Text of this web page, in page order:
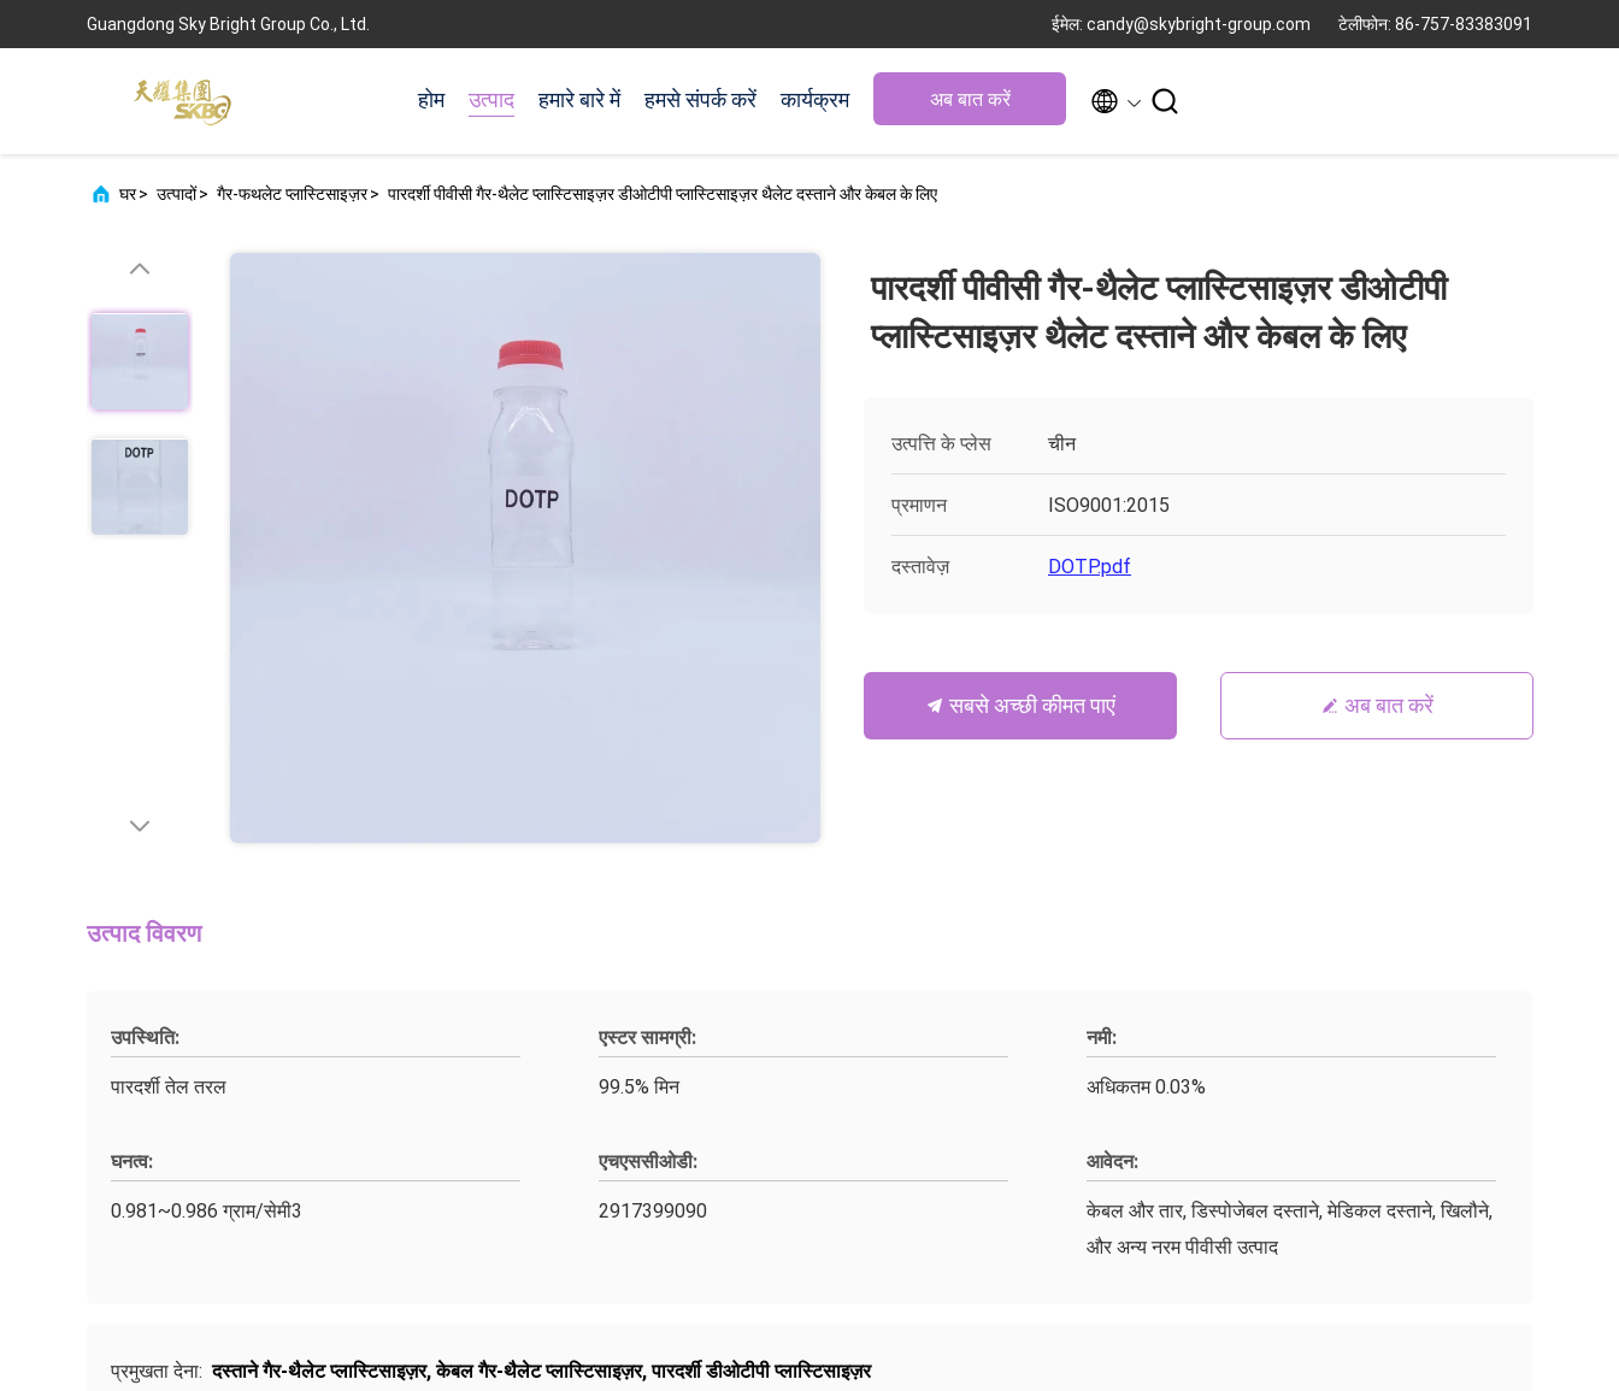
Guangdong Sky Bright Group Co., Ltd. ईमेल: candy@skybright-group.com टेलीफोन: 86-757-83383091
होम उत्पाद हमारे बारे में हमसे संपर्क करें कार्यक्रम अब बात करें  
घर> उत्पादों> गैर-फथलेट प्लास्टिसाइज़र> पारदर्शी पीवीसी गैर-थैलेट प्लास्टिसाइज़र डीओटीपी प्लास्टिसाइज़र थैलेट दस्ताने और केबल के लिए
पारदर्शी पीवीसी गैर-थैलेट प्लास्टिसाइज़र डीओटीपी
प्लास्टिसाइज़र थैलेट दस्ताने और केबल के लिए
उत्पत्ति के प्लेस चीन
प्रमाणन ISO9001:2015
दस्तावेज़ DOTP.pdf
सबसे अच्छी कीमत पाएं अब बात करें
उत्पाद विवरण
उपस्थिति:
पारदर्शी तेल तरल
एस्टर सामग्री:
99.5% मिन
नमी:
अधिकतम 0.03%
घनत्व:
0.981~0.986 ग्राम/सेमी3
एचएससीओडी:
2917399090
आवेदन:
केबल और तार, डिस्पोजेबल दस्ताने, मेडिकल दस्ताने, खिलौने,
और अन्य नरम पीवीसी उत्पाद
प्रमुखता देना: दस्ताने गैर-थैलेट प्लास्टिसाइज़र,केबल गैर-थैलेट प्लास्टिसाइज़र,पारदर्शी डीओटीपी प्लास्टिसाइज़र